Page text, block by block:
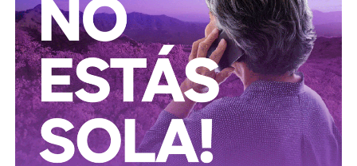
Las autoridades señalaron que las investigaciones
continúan para identificar a las personas responsables de
operar estos inmuebles, así como las posibles redes
criminales relacionadas con el procesamiento y
distribución ilegal de combustibles.
También lee:Tangamanga prevé refuerzo con Guardia Civil
tras dos su1c1d10s